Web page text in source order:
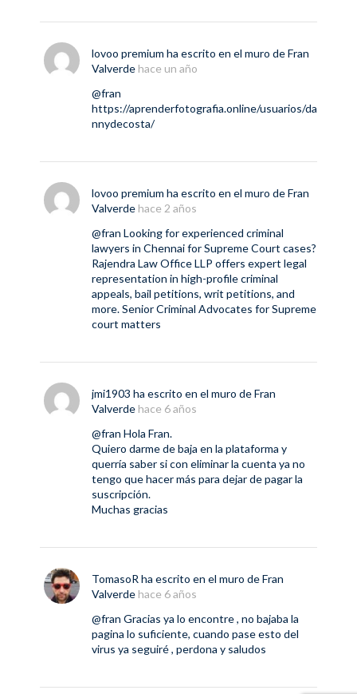
lovoo premium ha escrito en el muro deFran
Valverde hace un año
@fran
https://aprenderfotografia.online/usuarios/da
nnydecosta/
lovoo premium ha escrito en el muro deFran
Valverde hace 2 años
@fran Looking for experienced criminal
lawyers in Chennai for Supreme Court cases?
Rajendra Law Office LLP offers expert legal
representation in high-profile criminal
appeals, bail petitions, writ petitions, and
more.Senior Criminal Advocates for Supreme
court matters
jmi1903 ha escrito en el muro deFran
Valverde hace 6 años
@fran Hola Fran.
Quiero darme de baja en la plataforma y
querría saber si con eliminar la cuenta ya no
tengo que hacer más para dejar de pagar la
suscripción.
Muchas gracias
TomasoRha escrito en el muro deFran
Valverde hace 6 años
@fran Gracias ya lo encontre , no bajaba la
pagina lo suficiente, cuando pase esto del
virus ya seguiré , perdona y saludos